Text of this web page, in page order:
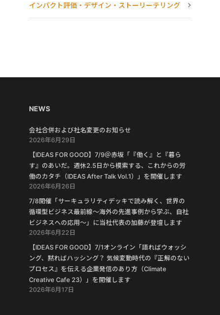
インパクト評価・デザイン・ストーリーテリング
NEWS
会社合併および社名変更のお知らせ
2026年6月29日
【IDEAS FOR GOOD】7/9＠赤坂「『働く』と『暮ら
す』のあいだ。週休2.5日から模索する、これからの労
働のカタチ（IDEAS After Talk Vol.1）」を開催します
2026年6月26日
7/8開催「サーキュラリティデッキで読み解く、世界の
循環型ビジネス最前線〜海外の先進事例から学ぶ、自社
ビジネスへの応用〜」に当社代表の加藤が登壇します
2026年6月22日
【IDEAS FOR GOOD】7/1オンライン「語ればウォッシ
ング、黙ればハッシング？ 気候変動時代の『正解のない
プロセス』を伝える企業発信のあり方（Climate
Creative Cafe 23）」を開催します
2026年6月17日